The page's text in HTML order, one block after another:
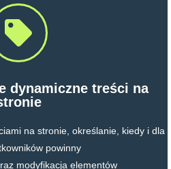
dynamiczne treści na
na stronie, określanie, kiedy i dla
powinny
modyfikacja elementów